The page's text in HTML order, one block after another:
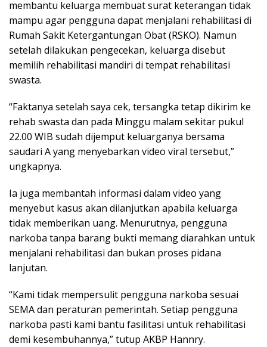
membantu keluarga membuat surat keterangan tidak
mampu agar pengguna dapat menjalani rehabilitasi di
Rumah Sakit Ketergantungan Obat (RSKO). Namun
setelah dilakukan pengecekan, keluarga disebut
memilih rehabilitasi mandiri di tempat rehabilitasi
swasta.
“Faktanya setelah saya cek, tersangka tetap dikirim ke
rehab swasta dan pada Minggu malam sekitar pukul
22.00 WIB sudah dijemput keluarganya bersama
saudari A yang menyebarkan video viral tersebut,”
ungkapnya.
Ia juga membantah informasi dalam video yang
menyebut kasus akan dilanjutkan apabila keluarga
tidak memberikan uang. Menurutnya, pengguna
narkoba tanpa barang bukti memang diarahkan untuk
menjalani rehabilitasi dan bukan proses pidana
lanjutan.
“Kami tidak mempersulit pengguna narkoba sesuai
SEMA dan peraturan pemerintah. Setiap pengguna
narkoba pasti kami bantu fasilitasi untuk rehabilitasi
demi kesembuhannya,” tutup AKBP Hannry.